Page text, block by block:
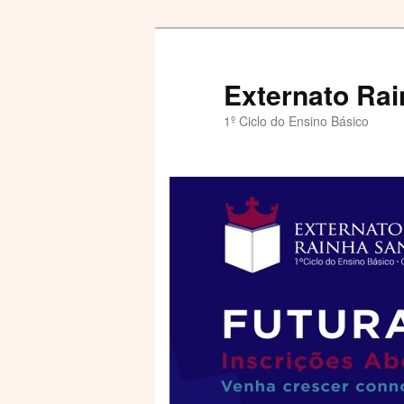
Externato
1º Ciclo do Ensino Básico